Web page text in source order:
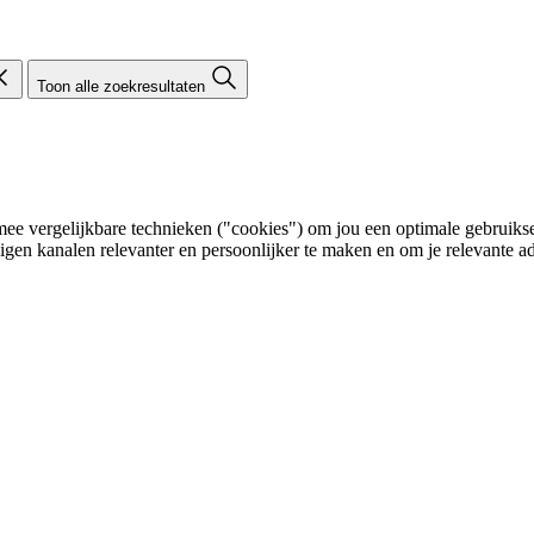
Toon alle zoekresultaten
vergelijkbare technieken ("cookies") om jou een optimale
kanalen relevanter en persoonlijker te maken en om je relevante